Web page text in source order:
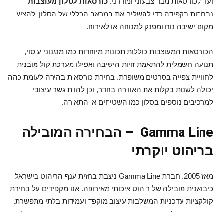
נבחרות בקפידה כדי להשלים את המראה הכללי של הסלון ולהציע
מקום ישיבה נוח ומפנק למנוחה או לאירוח.
הכורסאות המעוצבות כוללות תכונות מיוחדות כמו מנגנוני עיסוי,
תנועה חשמלית להתאמת זויות הישיבה ואפילו מערכת קול מובנית
לחוויית צפייה בסרטים משופרת. בחירת כורסאות בהירה לעומת כהה
יכולה לשנות בקלות את האווירה בחדר, וכן להוות גשר עיצובי
למרכיבים נוספים בסלון כמו השטיחים או התאורה.
Gamma Line – הבחירה המובילה
בריהוט יוקרתי
מאז 2005, חברת Gamma Line ניצבת בחזית ענף הריהוט בישראל
כיבואנית מובילה של ריהוט איכותי מאירופה. אנו מקפידים על בחירת
קולקציות עדכניות המשלבות עיצוב מוקפד ועמידות בלתי מתפשרת.